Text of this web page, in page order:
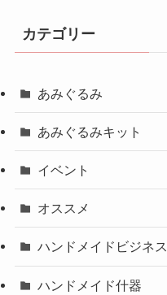
カテゴリー
あみぐるみ
あみぐるみキット
イベント
オススメ
ハンドメイドビジネス
ハンドメイド什器